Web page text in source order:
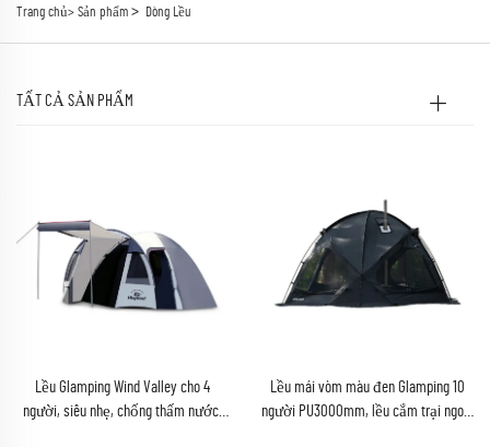
Trang chủ> Sản phẩm > Dòng Lều
TẤT CẢ SẢN PHẨM
Lều Glamping Wind Valley cho 4
người, siêu nhẹ, chống thấm nước,
Lều mái vòm màu đen Glamping 10
người PU3000mm, lều cắm trại ngoài